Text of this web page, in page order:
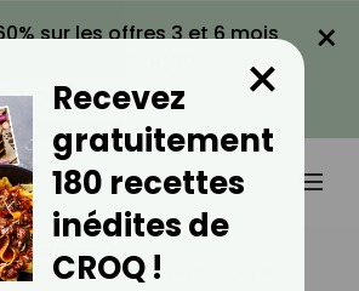
sur les offres 3 et 6 mois
VOIR LA PROMO
×
De Sel : Quels Sont Les Risques Pour
Recevez
gratuitement
180 recettes
inédites de
CROQ !
×